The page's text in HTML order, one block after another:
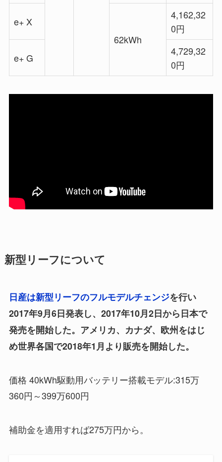
e+ X
62kWh
4,162,32
0円
e+ G
4,729,32
0円
新型リーフについて
日産は新型リーフのフルモデルチェンジを行い
2017年9月6日発表し、2017年10月2日から日本で
発売を開始した。アメリカ、カナダ、欧州をはじ
め世界各国で2018年1月より販売を開始した。
価格 40kWh駆動用バッテリー搭載モデル:315万
360円～399万600円
補助金を適用すれば275万円から。